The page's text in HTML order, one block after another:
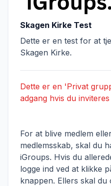
Skagen Kirke Test
Dette er en test for at
Skagen Kirke.
Dette er en 'Privat
adgang hvis du
For at blive medlem
medlemsskab, skal du
iGroups. Hvis du
logge ind ved at klikke
knappen. Ellers skal du